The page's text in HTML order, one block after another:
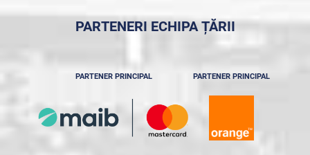
PARTENERI ECHIPA ȚĂRII
PARTENER PRINCIPAL PARTENER PRINCIPAL